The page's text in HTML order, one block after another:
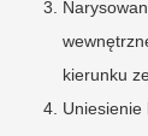
kierunku
Uniesienie